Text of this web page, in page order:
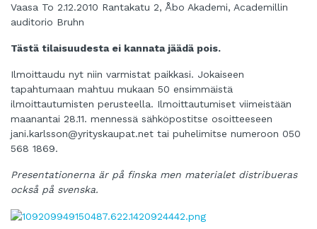
Vaasa To 2.12.2010 Rantakatu 2, Åbo Akademi, Academillin
auditorio Bruhn
Tästä tilaisuudesta ei kannata jäädä pois.
Ilmoittaudu nyt niin varmistat paikkasi. Jokaiseen
tapahtumaan mahtuu mukaan 50 ensimmäistä
ilmoittautumisten perusteella. Ilmoittautumiset viimeistään
maanantai 28.11. mennessä sähköpostitse osoitteeseen
jani.karlsson@yrityskaupat.net tai puhelimitse numeroon 050
568 1869.
Presentationerna är på finska men materialet distribueras
också på svenska.